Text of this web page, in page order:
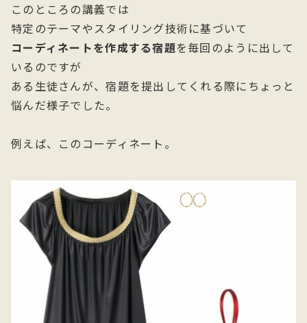
このところの講義では
特定のテーマやスタイリング技術に基づいて
コーディネートを作成する宿題を毎回のように出して
いるのですが
ある生徒さんが、宿題を提出してくれる際にちょっと
悩んだ様子でした。
例えば、このコーディネート。